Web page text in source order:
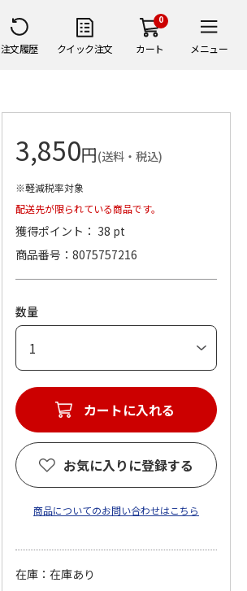
注文履歴 クイック注文
0
カート メニュー
3,850円(送料・税込)
※軽減税率対象
配送先が限られている商品です。
獲得ポイント： 38 pt
商品番号
8075757216
数量
カートに入れる
お気に入りに登録する
商品についてのお問い合わせはこちら
在庫：在庫あり